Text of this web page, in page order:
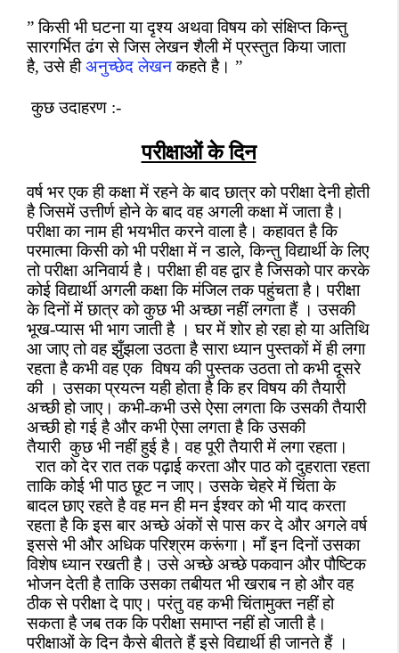
”किसी भी घटना यादृश्य अथवा विषय को संक्षिप्त किन्तु
सारगर्भित ढंग से जिस लेखन शैली में प्रस्तुत किया जाता
है,उसे हीअनुच्छेद लेखनकहते है। ”
कुछ उदाहरण :-
परीक्षाओं के दिन
वर्ष भर एक ही कक्षा में रहने के बाद छात्र को परीक्षा देनी होती
है जिसमें उत्तीर्ण होने के बाद वह अगली कक्षा में जाता है।
परीक्षा का नाम ही भयभीत करने वाला है। कहावत है कि
परमात्मा किसी को भी परीक्षा में न डाले,किन्तु विद्यार्थी के लिए
तो परीक्षा अनिवार्य है। परीक्षा ही वह द्वार है जिसको पार करके
कोई विद्यार्थी अगली कक्षा कि मंजिल तक पहुंचता है। परीक्षा
के दिनों में छात्र को कुछ भी अच्छा नहीं लगता हैं । उसकी
भूख-प्यास भी भाग जाती है । घर में शोर हो रहा हो या अतिथि
आ जाए तो वह झुँझला उठता है सारा ध्यान पुस्तकों में ही लगा
रहता है कभी वह एक विषय की पुस्तक उठता तो कभी दूसरे
की । उसका प्रयत्न यही होता है कि हर विषय की तैयारी
अच्छी हो जाए। कभी-कभी उसे ऐसा लगता कि उसकी तैयारी
अच्छी हो गई है और कभी ऐसा लगता है कि उसकी
तैयारी कुछ भी नहीं हुई है। वह पूरी तैयारी में लगा रहता।
रात को देर रात तक पढ़ाई करता और पाठ को दुहराता रहता
ताकि कोई भी पाठ छूट न जाए। उसके चेहरे में चिंता के
बादल छाए रहते है वह मन ही मन ईश्वर को भी याद करता
रहता है कि इस बार अच्छे अंकों से पास कर दे और अगले वर्ष
इससे भी और अधिक परिश्रम करूंगा। माँ इन दिनों उसका
विशेष ध्यान रखती है। उसे अच्छे अच्छे पकवान और पौष्टिक
भोजन देती है ताकि उसका तबीयत भी खराब न हो और वह
ठीक से परीक्षा दे पाए। परंतु वह कभी चिंतामुक्त नहीं हो
सकता है जब तक कि परीक्षा समाप्त नहीं हो जाती है।
परीक्षाओं के दिन कैसे बीतते हैं इसे विद्यार्थी ही जानते हैं ।